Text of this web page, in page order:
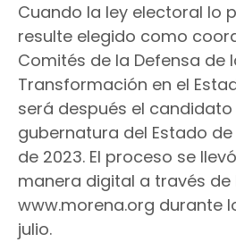
Cuando la ley electoral lo
resulte elegido como
Comités de la Defensa de
Transformación en el
será después el
gubernatura del Estado de
de 2023. El proceso se
manera digital a través de
www.morena.org durante
julio.